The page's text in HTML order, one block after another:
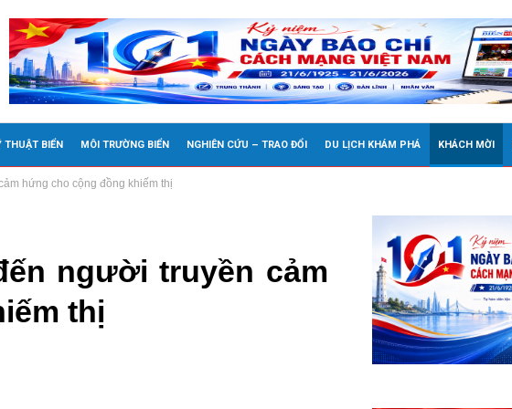
THUẬT BIỂN MÔI TRƯỜNG BIỂN NGHIÊN CỨU – TRAO ĐỔI DU LỊCH KHÁM PHÁ KHÁCH MỜI
hứng cho cộng đồng khiếm thị
người truyền cảm
thị